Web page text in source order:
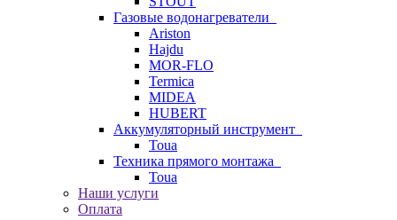
Газовые водонагреватели
Ariston
Hajdu
MOR-FLO
Termica
MIDEA
HUBERT
Аккумуляторный инструмент
Toua
Техника прямого монтажа
Toua
Наши услуги
Оплата